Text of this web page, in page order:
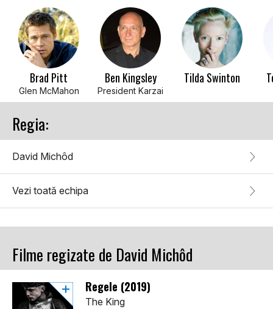
Brad Pitt
Glen McMahon
Ben Kingsley
President Karzai
Tilda Swinton
Regia:
David Michôd
Vezi toată echipa
Filme regizate de David Michôd
Regele (2019)
The King